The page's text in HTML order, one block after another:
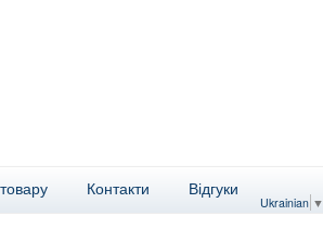
Контакти Відгуки
Ukrainian ▼